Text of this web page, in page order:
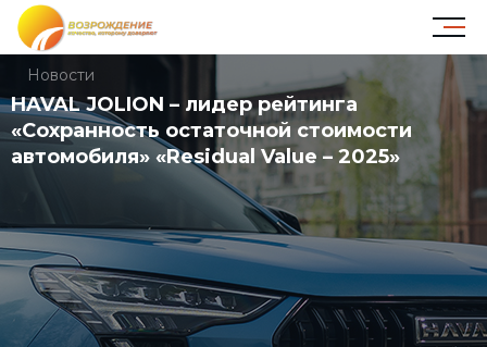
Новости
HAVAL JOLION – лидер рейтинга
«Сохранность остаточной стоимости
автомобиля» «Residual Value – 2025»